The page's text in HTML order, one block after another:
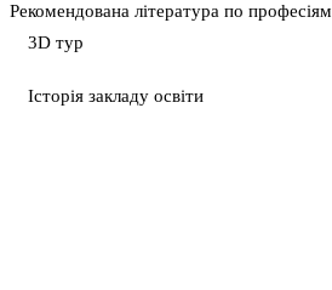
Рекомендована література по професіям
3D тур
Історія закладу освіти